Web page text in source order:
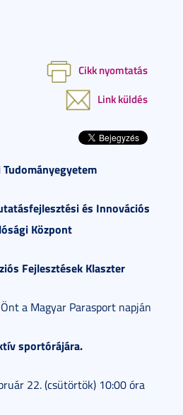
Cikk nyomtatás
Link küldés
Tudományegyetem
és Innovációs
Központ
Fejlesztések Klaszter
a Magyar Parasport napján
sportórájára.
22. (csütörtök) 10:00 óra